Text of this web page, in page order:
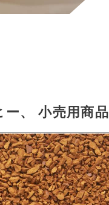
、 小売用商品